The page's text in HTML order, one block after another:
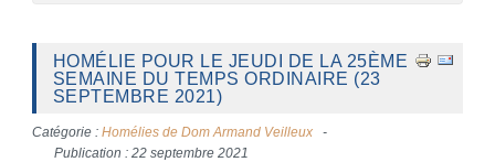
HOMÉLIE POUR LE JEUDI DE LA 25ÈME
SEMAINE DU TEMPS ORDINAIRE (23
SEPTEMBRE 2021)
Catégorie : Homélies de Dom Armand Veilleux
Publication : 22 septembre 2021